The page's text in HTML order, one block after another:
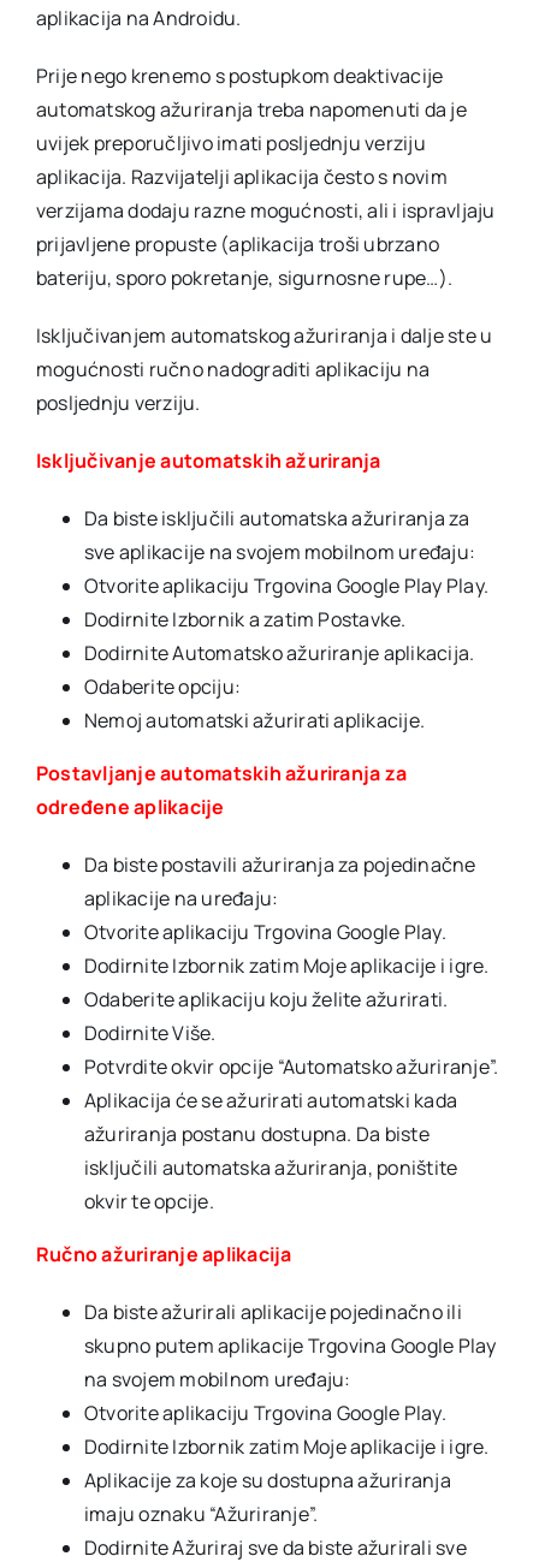
aplikacija na Androidu.
Prije nego krenemo s postupkom deaktivacije
automatskog ažuriranja treba napomenuti da je
uvijek preporučljivo imati posljednju verziju
aplikacija. Razvijatelji aplikacija često s novim
verzijama dodaju razne mogućnosti, ali i ispravljaju
prijavljene propuste (aplikacija troši ubrzano
bateriju, sporo pokretanje, sigurnosne rupe…).
Isključivanjem automatskog ažuriranja i dalje ste u
mogućnosti ručno nadograditi aplikaciju na
posljednju verziju.
Isključivanje automatskih ažuriranja
Da biste isključili automatska ažuriranja za
sve aplikacije na svojem mobilnom uređaju:
Otvorite aplikaciju Trgovina Google Play Play.
Dodirnite Izbornik a zatim Postavke.
Dodirnite Automatsko ažuriranje aplikacija.
Odaberite opciju:
Nemoj automatski ažurirati aplikacije.
Postavljanje automatskih ažuriranja za
određene aplikacije
Da biste postavili ažuriranja za pojedinačne
aplikacije na uređaju:
Otvorite aplikaciju Trgovina Google Play.
Dodirnite Izbornik zatim Moje aplikacije i igre.
Odaberite aplikaciju koju želite ažurirati.
Dodirnite Više.
Potvrdite okvir opcije “Automatsko ažuriranje”.
Aplikacija će se ažurirati automatski kada
ažuriranja postanu dostupna. Da biste
isključili automatska ažuriranja, poništite
okvir te opcije.
Ručno ažuriranje aplikacija
Da biste ažurirali aplikacije pojedinačno ili
skupno putem aplikacije Trgovina Google Play
na svojem mobilnom uređaju:
Otvorite aplikaciju Trgovina Google Play.
Dodirnite Izbornik zatim Moje aplikacije i igre.
Aplikacije za koje su dostupna ažuriranja
imaju oznaku “Ažuriranje”.
Dodirnite Ažuriraj sve da biste ažurirali sve